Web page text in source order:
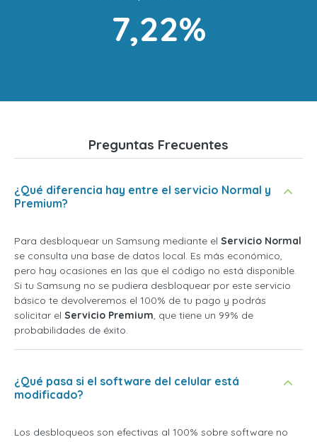
7,22%
Preguntas Frecuentes
¿Qué diferencia hay entre el servicio Normal y
Premium?
Para desbloquear un Samsung mediante el Servicio Normal
se consulta una base de datos local. Es más económico,
pero hay ocasiones en las que el código no está disponible.
Si tu Samsung no se pudiera desbloquear por este servicio
básico te devolveremos el 100% de tu pago y podrás
solicitar el Servicio Premium, que tiene un 99% de
probabilidades de éxito.
¿Qué pasa si el software del celular está
modificado?
Los desbloqueos son efectivas al 100% sobre software no